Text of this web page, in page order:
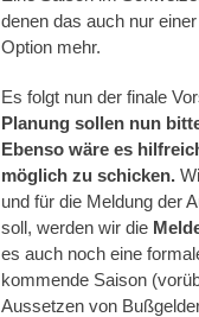
denen das auch nur
Option mehr.
Es folgt nun der finale
Planung sollen nun
Ebenso wäre es
möglich zu schicken.
und für die Meldung der
soll, werden wir die
es auch noch eine
kommende Saison
Aussetzen von